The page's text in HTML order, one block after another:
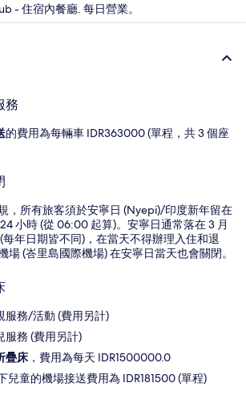
- 住宿內餐廳. 每日營業。
務
的費用為每輛車 IDR363000 (單程，共 3 個座
，所有旅客須於安寧日 (Nyepi)/印度新年留在
小時 (從 06:00 起算)。安寧日通常落在 3 月
每年日期皆不同)，在當天不得辦理入住和退
場 (峇里島國際機場) 在安寧日當天也會關閉。
服務/活動 (費用另計)
服務 (費用另計)
疊床 ，費用為每天 IDR1500000.0
兒童的機場接送費用為 IDR181500 (單程)